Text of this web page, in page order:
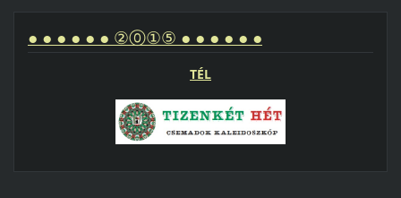
● ● ● ● ● ● ②⓪①⑤ ● ● ● ● ● ●
TÉL